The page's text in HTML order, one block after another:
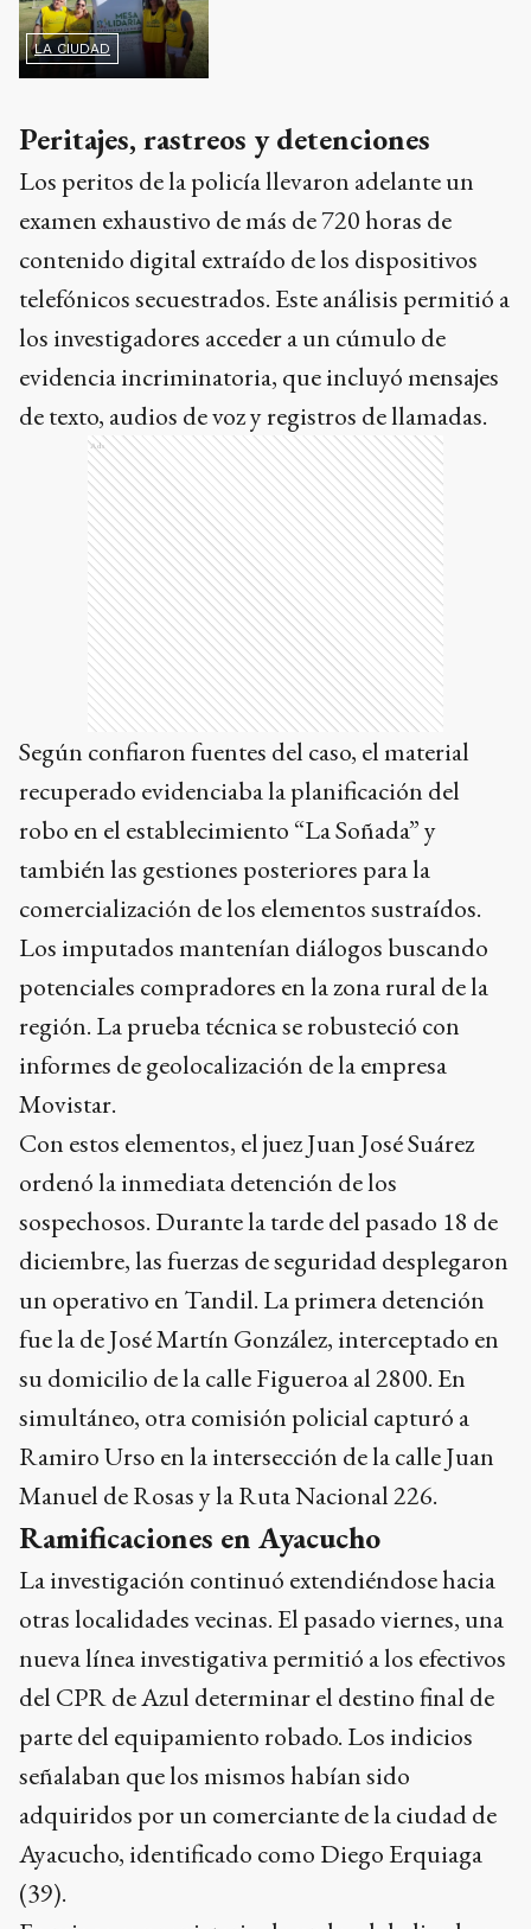
LA CIUDAD
Peritajes, rastreos y detenciones
Los peritos de la policía llevaron adelante un
examen exhaustivo de más de 720 horas de
contenido digital extraído de los dispositivos
telefónicos secuestrados. Este análisis permitió a
los investigadores acceder a un cúmulo de
evidencia incriminatoria, que incluyó mensajes
de texto, audios de voz y registros de llamadas.
Ads
Según confiaron fuentes del caso, el material
recuperado evidenciaba la planificación del
robo en el establecimiento “La Soñada” y
también las gestiones posteriores para la
comercialización de los elementos sustraídos.
Los imputados mantenían diálogos buscando
potenciales compradores en la zona rural de la
región. La prueba técnica se robusteció con
informes de geolocalización de la empresa
Movistar.
Con estos elementos, el juez Juan José Suárez
ordenó la inmediata detención de los
sospechosos. Durante la tarde del pasado 18 de
diciembre, las fuerzas de seguridad desplegaron
un operativo en Tandil. La primera detención
fue la de José Martín González, interceptado en
su domicilio de la calle Figueroa al 2800. En
simultáneo, otra comisión policial capturó a
Ramiro Urso en la intersección de la calle Juan
Manuel de Rosas y la Ruta Nacional 226.
Ramificaciones en Ayacucho
La investigación continuó extendiéndose hacia
otras localidades vecinas. El pasado viernes, una
nueva línea investigativa permitió a los efectivos
del CPR de Azul determinar el destino final de
parte del equipamiento robado. Los indicios
señalaban que los mismos habían sido
adquiridos por un comerciante de la ciudad de
Ayacucho, identificado como Diego Erquiaga
(39).